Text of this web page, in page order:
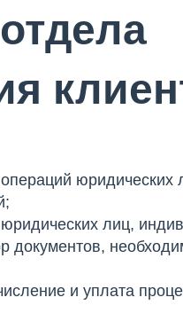
юридических
лиц,
документов,
и уплата